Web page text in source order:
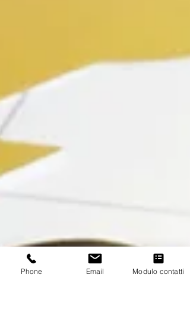
Phone Email Modulo contatti